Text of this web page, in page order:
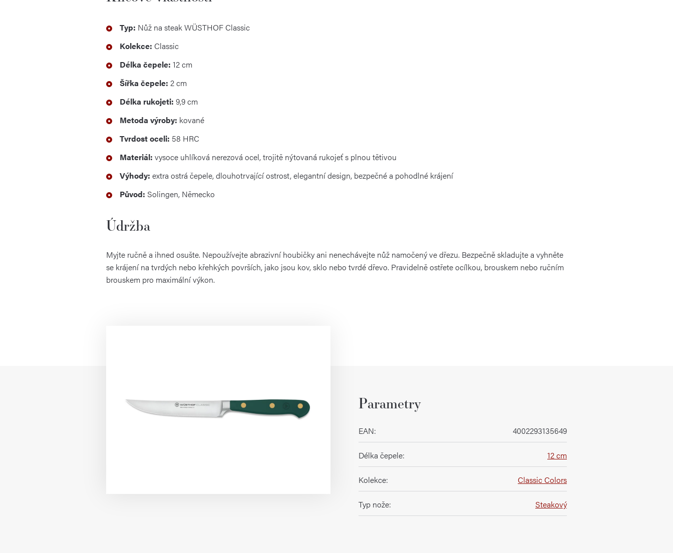
Typ: Nůž na steak WÜSTHOF Classic
Kolekce: Classic
Délka čepele: 12 cm
Šířka čepele: 2 cm
Délka rukojeti: 9,9 cm
Metoda výroby: kované
Tvrdost oceli: 58 HRC
Materiál: vysoce uhlíková nerezová ocel, trojitě nýtovaná rukojeť s plnou tětivou
Výhody: extra ostrá čepele, dlouhotrvající ostrost, elegantní design, bezpečné a pohodlné krájení
Původ: Solingen, Německo
Údržba
Myjte ručně a ihned osušte. Nepoužívejte abrazivní houbičky ani nenechávejte nůž namočený ve dřezu. Bezpečně skladujte a vyhněte
se krájení na tvrdých nebo křehkých površích, jako jsou kov, sklo nebo tvrdé dřevo. Pravidelně ostřete ocílkou, brouskem nebo ručním
brouskem pro maximální výkon.
Parametry
EAN: 4002293135649
Délka čepele: 12 cm
Kolekce: Classic Colors
Typ nože: Steakový